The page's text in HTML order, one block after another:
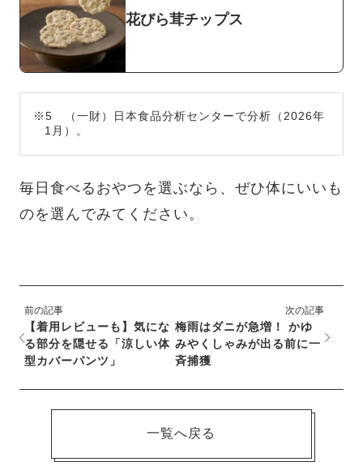
花びら茸チップス
※5 （一財）日本食品分析センターで分析（2026年
1月）。
毎日食べるおやつを選ぶなら、ぜひ体にいいも
のを選んでみてください。
前の記事
【着用レビューも】気にな
る部分を隠せる「涼しい体
型カバーパンツ」
次の記事
梅雨はダニが急増！ かゆ
みやくしゃみが出る前に一
斉捕獲
一覧へ戻る